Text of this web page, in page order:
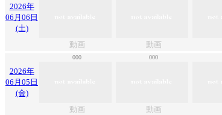
2026年
06月06日
(土)
動画 動画
000 000
2026年
06月05日
(金)
動画 動画